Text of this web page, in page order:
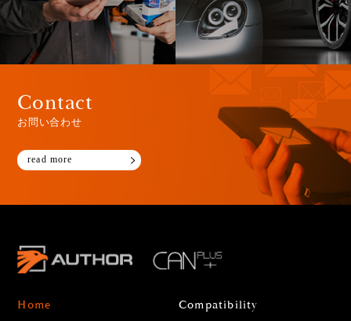
Contact
お問い合わせ
read more
Home
Compatibility